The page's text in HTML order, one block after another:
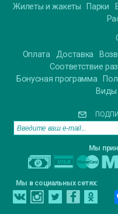
Жилеты и жакеты
Парки
Оплата Доставка
Соответствие
Бонусная программа
Виды
Мы
Мы в социальных сетях: